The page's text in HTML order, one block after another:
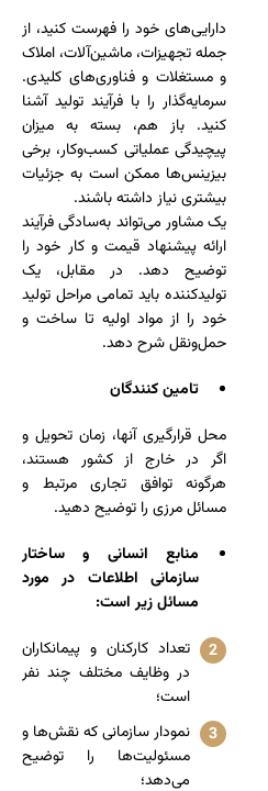
دارایی‌های خود را فهرست کنید، از
جمله تجهیزات، ماشین‌آلات، املاک
و مستغلات و فناوری‌های کلیدی.
سرمایه‌گذار را با فرآیند تولید آشنا
کنید. باز هم، بسته به میزان
پیچیدگی عملیاتی کسب‌وکار، برخی
بیزینس‌ها ممکن است به جزئیات
بیشتری نیاز داشته باشند.
یک مشاور می‌تواند به‌سادگی فرآیند
ارائه پیشنهاد قیمت و کار خود را
توضیح دهد. در مقابل، یک
تولیدکننده باید تمامی مراحل تولید
خود را از مواد اولیه تا ساخت و
حمل‌ونقل شرح دهد.
تامین کنندگان
محل قرارگیری آنها، زمان تحویل و
اگر در خارج از کشور هستند،
هرگونه توافق تجاری مرتبط و
مسائل مرزی را توضیح دهید.
منابع انسانی و ساختار
سازمانی اطلاعات در مورد
مسائل زیر است:
تعداد کارکنان و پیمانکاران
در وظایف مختلف چند نفر
است؛
نمودار سازمانی که نقش‌ها و
مسئولیت‌ها را توضیح
می‌دهد؛